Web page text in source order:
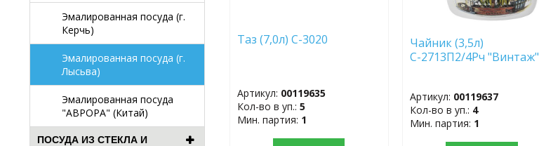
Эмалированная посуда (г.
Керчь)
Эмалированная посуда (г.
Лысьва)
Эмалированная посуда
"АВРОРА" (Китай)
ПОСУДА ИЗ СТЕКЛА И
Таз (7,0л) С-3020
Артикул: 00119635
Кол-во в уп.:5
Мин. партия: 1
Чайник (3,5л)
С-2713П2/4Рч "Винтаж"
Артикул: 00119637
Кол-во в уп.: 4
Мин. партия: 1